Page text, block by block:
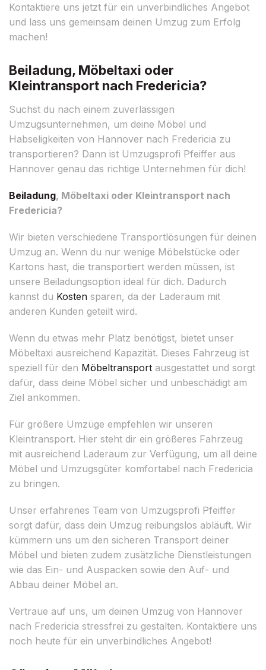
Kontaktiere uns jetzt für ein unverbindliches Angebot
und lass uns gemeinsam deinen Umzug zum Erfolg
machen!
Beiladung, Möbeltaxi oder
Kleintransport nach Fredericia?
Suchst du nach einem zuverlässigen
Umzugsunternehmen, um deine Möbel und
Habseligkeiten von Hannover nach Fredericia zu
transportieren? Dann ist Umzugsprofi Pfeiffer aus
Hannover genau das richtige Unternehmen für dich!
Beiladung, Möbeltaxi oder Kleintransport nach
Fredericia?
Wir bieten verschiedene Transportlösungen für deinen
Umzug an. Wenn du nur wenige Möbelstücke oder
Kartons hast, die transportiert werden müssen, ist
unsere Beiladungsoption ideal für dich. Dadurch
kannst du Kosten sparen, da der Laderaum mit
anderen Kunden geteilt wird.
Wenn du etwas mehr Platz benötigst, bietet unser
Möbeltaxi ausreichend Kapazität. Dieses Fahrzeug ist
speziell für den Möbeltransport ausgestattet und sorgt
dafür, dass deine Möbel sicher und unbeschädigt am
Ziel ankommen.
Für größere Umzüge empfehlen wir unseren
Kleintransport. Hier steht dir ein größeres Fahrzeug
mit ausreichend Laderaum zur Verfügung, um all deine
Möbel und Umzugsgüter komfortabel nach Fredericia
zu bringen.
Unser erfahrenes Team von Umzugsprofi Pfeiffer
sorgt dafür, dass dein Umzug reibungslos abläuft. Wir
kümmern uns um den sicheren Transport deiner
Möbel und bieten zudem zusätzliche Dienstleistungen
wie das Ein- und Auspacken sowie den Auf- und
Abbau deiner Möbel an.
Vertraue auf uns, um deinen Umzug von Hannover
nach Fredericia stressfrei zu gestalten. Kontaktiere uns
noch heute für ein unverbindliches Angebot!